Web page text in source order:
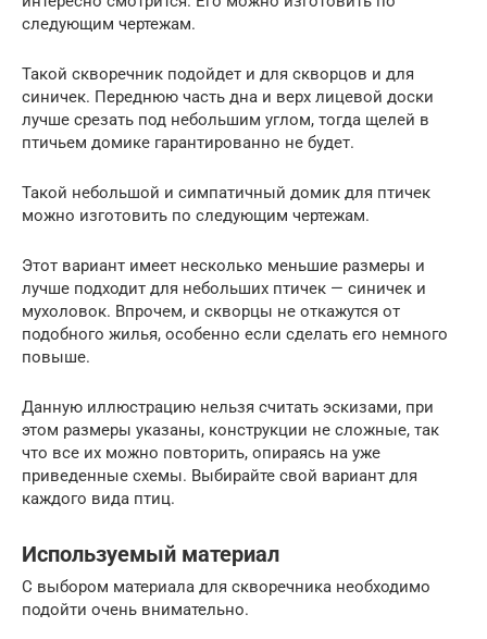
следующим чертежам.
Такой скворечник подойдет и для скворцов и для
синичек. Переднюю часть дна и верх лицевой доски
лучше срезать под небольшим углом, тогда щелей в
птичьем домике гарантированно не будет.
Такой небольшой и симпатичный домик для птичек
можно изготовить по следующим чертежам.
Этот вариант имеет несколько меньшие размеры и
лучше подходит для небольших птичек — синичек и
мухоловок. Впрочем, и скворцы не откажутся от
подобного жилья, особенно если сделать его немного
повыше.
Данную иллюстрацию нельзя считать эскизами, при
этом размеры указаны, конструкции не сложные, так
что все их можно повторить, опираясь на уже
приведенные схемы. Выбирайте свой вариант для
каждого вида птиц.
Используемый материал
С выбором материала для скворечника необходимо
подойти очень внимательно.